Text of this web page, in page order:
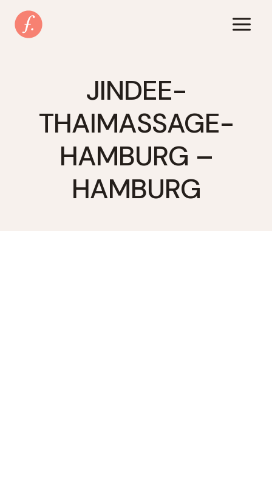
Inhalt
springen
JINDEE-
THAIMASSAGE-
HAMBURG –
HAMBURG